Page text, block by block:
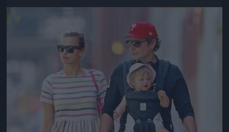
Jön még kép!